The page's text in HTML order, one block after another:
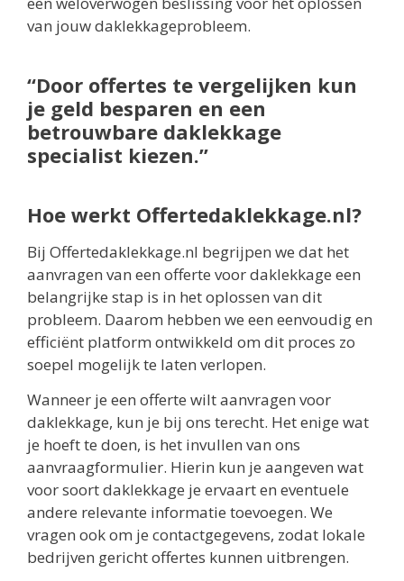
van jouw daklekkageprobleem.
“Door offertes te vergelijken kun
je geld besparen en een
betrouwbare daklekkage
specialist kiezen.”
Hoe werkt Offertedaklekkage.nl?
Bij Offertedaklekkage.nl begrijpen we dat het
aanvragen van een offerte voor daklekkage een
belangrijke stap is in het oplossen van dit
probleem. Daarom hebben we een eenvoudig en
efficiënt platform ontwikkeld om dit proces zo
soepel mogelijk te laten verlopen.
Wanneer je een offerte wilt aanvragen voor
daklekkage, kun je bij ons terecht. Het enige wat
je hoeft te doen, is het invullen van ons
aanvraagformulier. Hierin kun je aangeven wat
voor soort daklekkage je ervaart en eventuele
andere relevante informatie toevoegen. We
vragen ook om je contactgegevens, zodat lokale
bedrijven gericht offertes kunnen uitbrengen.